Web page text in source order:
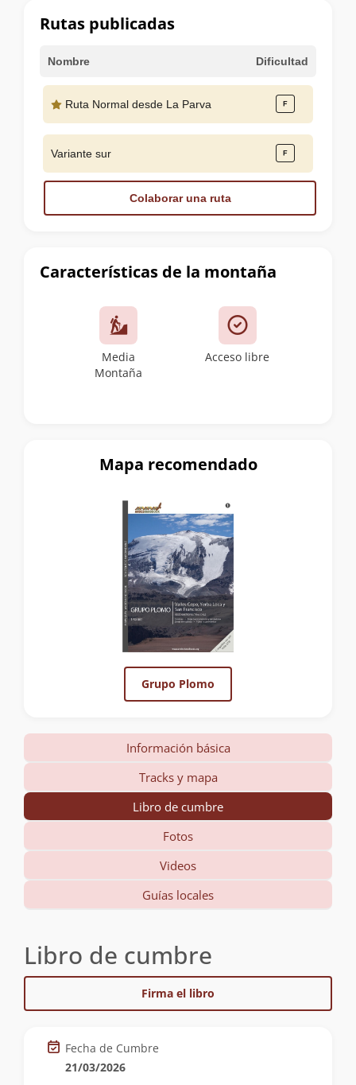
cumbre
Características de la montaña
Media
Montaña
Acceso libre
Rutas publicadas
Nombre Dificultad
Ruta Normal desde La Parva
Variante sur
Colaborar una ruta
Mapa recomendado
Grupo Plomo
Información básica
Tracks y mapa
Libro de cumbre
Fotos
Videos
Guías locales
Libro de cumbre
Firma el libro
Fecha de Cumbre
21/03/2026